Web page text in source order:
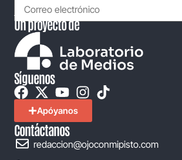
Un proyecto de
Síguenos
Apóyanos
Contáctanos
redaccion@ojoconmipisto.com